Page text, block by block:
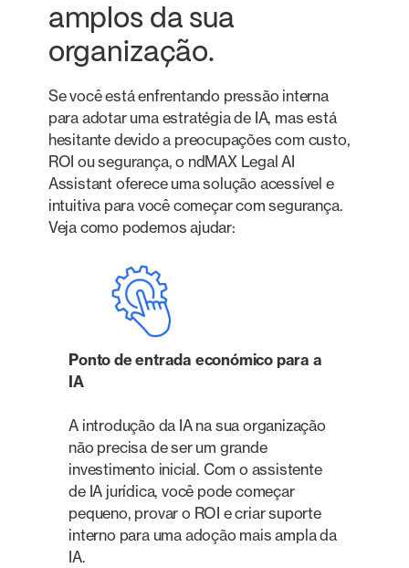
amplos da sua
organização.
Se você está enfrentando pressão interna
para adotar uma estratégia de IA, mas está
hesitante devido a preocupações com custo,
ROI ou segurança, o ndMAX Legal AI
Assistant oferece uma solução acessível e
intuitiva para você começar com segurança.
Veja como podemos ajudar:
Ponto de entrada económico para a
IA
A introdução da IA na sua organização
não precisa de ser um grande
investimento inicial. Com o assistente
de IA jurídica, você pode começar
pequeno, provar o ROI e criar suporte
interno para uma adoção mais ampla da
IA.